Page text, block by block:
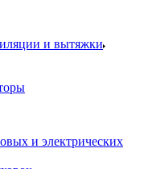
и вытяжки
и электрических